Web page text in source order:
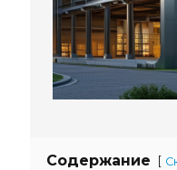
Содержание [